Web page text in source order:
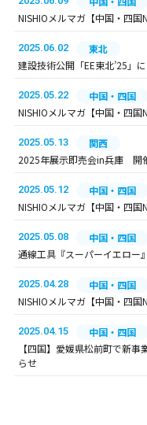
NISHIOメルマガ【中国・四
2025.06.02
東北
建設技術公開「EE東北’25」
2025.05.22
中国・四国
NISHIOメルマガ【中国・四
2025.05.13
関西
2025年展示即売会in兵庫 開
2025.05.12
中国・四国
NISHIOメルマガ【中国・四国
2025.05.08
中国・四国
通線工具『スーパーイエロー
2025.04.28
中国・四国
NISHIOメルマガ【中国・四
2025.04.15
中国・四国
【四国】愛媛県松前町で新
らせ